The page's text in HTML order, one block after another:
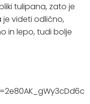
tulipana, zato je
videti odlično,
in lepo, tudi bolje